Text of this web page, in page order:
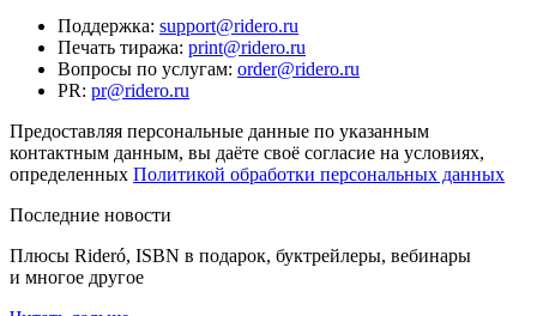
Поддержка: support@ridero.ru
Печать тиража: print@ridero.ru
Вопросы по услугам: order@ridero.ru
PR: pr@ridero.ru
Предоставляя персональные данные по указанным
контактным данным, вы даёте своё согласие на условиях,
определенных Политикой обработки персональных данных
Последние новости
Плюсы Rideró, ISBN в подарок, буктрейлеры, вебинары
и многое другое